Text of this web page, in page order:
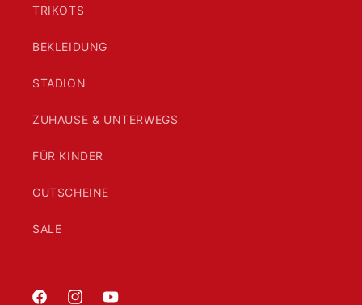
TRIKOTS
BEKLEIDUNG
STADION
ZUHAUSE & UNTERWEGS
FÜR KINDER
GUTSCHEINE
SALE